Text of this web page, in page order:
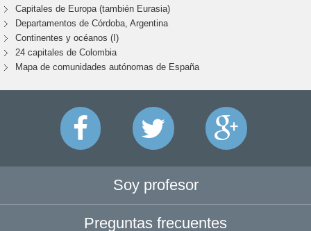
Capitales de Europa (también Eurasia)
Departamentos de Córdoba, Argentina
Continentes y océanos (I)
24 capitales de Colombia
Mapa de comunidades autónomas de España
Soy profesor
Preguntas frecuentes